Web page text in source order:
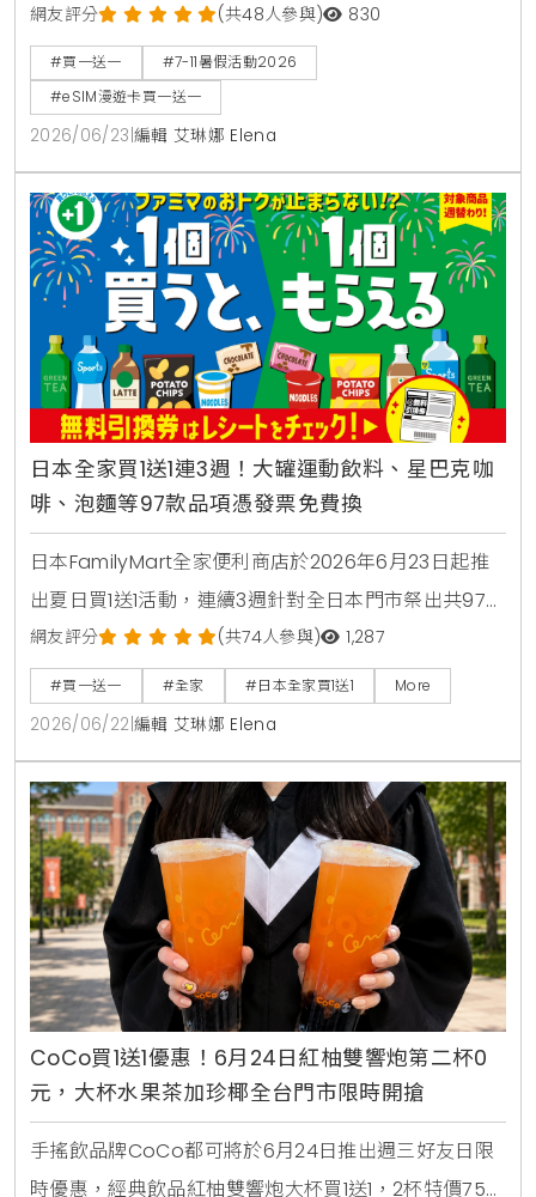
椒麻熱狗。針對親子家庭推出2000場暑期好鄰居同樂
會，免費下載環保手掌繪本。出國旅遊可就近購買eSIM
漫遊網卡享買1送1。
網友評分 (共48人參與) 830
#買一送一
#7-11暑假活動2026
#eSIM漫遊卡買一送一
2026/06/23 編輯 艾琳娜 Elena
日本全家買1送1連3週！大罐運動飲料、星巴克咖
啡、泡麵等97款品項憑發票免費換
日本FamilyMart全家便利商店於2026年6月23日起推
出夏日買1送1活動，連續3週針對全日本門市祭出共97款
人氣商品，包含星巴克咖啡、大容量運動飲料、日清杯
麵及熱銷巧克力零食，消費者購買指定商品即可於隔週
憑發票免費兌換，是近期台灣讀者前往日本旅遊、自由
行時不可錯過的超商省錢必看攻略。
網友評分 (共74人參與) 1,287
#買一送一 #全家 #日本全家買1送1 More
2026/06/22 編輯 艾琳娜 Elena
CoCo買1送1優惠！6月24日紅柚雙響炮第二杯0
元，大杯水果茶加珍椰全台門市限時開搶
手搖飲品牌CoCo都可將於6月24日推出週三好友日限
時優惠，經典飲品紅柚雙響炮大杯買1送1，2杯特價75